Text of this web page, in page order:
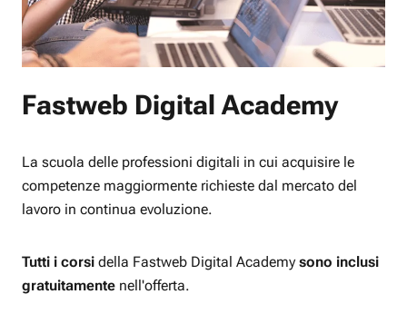
Fastweb Digital Academy
La scuola delle professioni digitali in cui acquisire le
competenze maggiormente richieste dal mercato del
lavoro in continua evoluzione.
Tutti i corsi della Fastweb Digital Academy sono inclusi
gratuitamente nell'offerta.